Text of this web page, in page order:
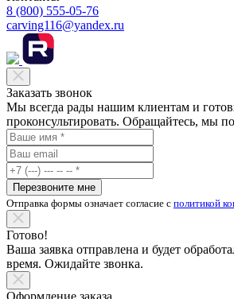
8 (800) 555-05-76
carving116@yandex.ru
Заказать звонок
Мы всегда рады нашим клиентам и
проконсультировать. Обращайтесь, мы
Перезвоните мне
Отправка формы означает согласие с политикой
Готово!
Ваша заявка отправлена и будет
время. Ожидайте звонка.
Оформление заказа